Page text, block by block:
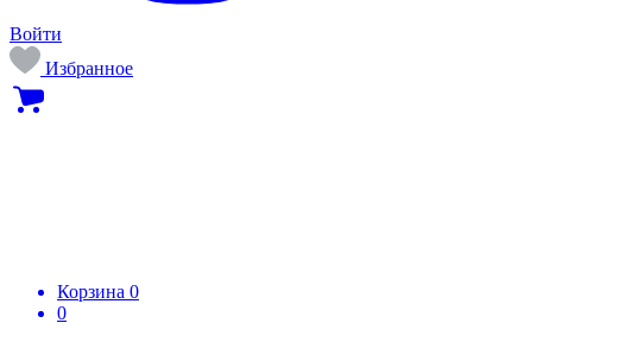
Войти
Избранное
Корзина 0
0